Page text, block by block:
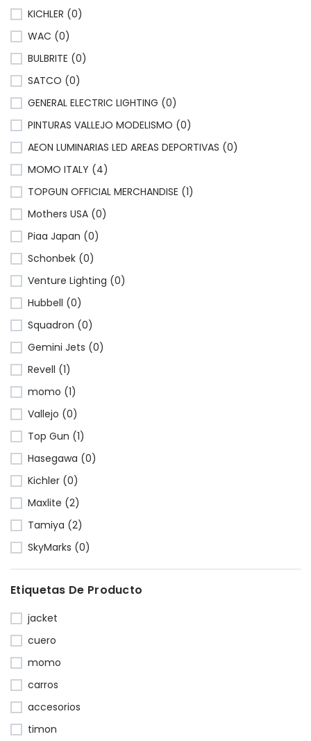
KICHLER (0)
WAC (0)
BULBRITE (0)
SATCO (0)
GENERAL ELECTRIC LIGHTING (0)
PINTURAS VALLEJO MODELISMO (0)
AEON LUMINARIAS LED AREAS DEPORTIVAS (0)
MOMO ITALY (4)
TOPGUN OFFICIAL MERCHANDISE (1)
Mothers USA (0)
Piaa Japan (0)
Schonbek (0)
Venture Lighting (0)
Hubbell (0)
Squadron (0)
Gemini Jets (0)
Revell (1)
momo (1)
Vallejo (0)
Top Gun (1)
Hasegawa (0)
Kichler (0)
Maxlite (2)
Tamiya (2)
SkyMarks (0)
Etiquetas De Producto
jacket
cuero
momo
carros
accesorios
timon